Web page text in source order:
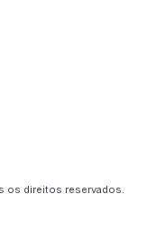
os direitos reservados.